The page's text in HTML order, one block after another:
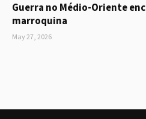
Guerra no Médio-Oriente
marroquina
May 27, 2026